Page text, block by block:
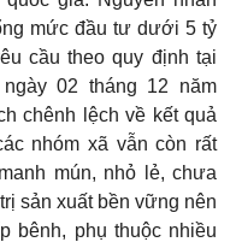
mức đầu tư dưới 5 tỷ
cầu theo quy định tại
02 tháng 12 năm
chênh lệch về kết quả
nhóm xã vẫn còn rất
mún, nhỏ lẻ, chưa
sản xuất bền vững nên
bênh, phụ thuộc nhiều